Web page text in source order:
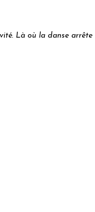
Là où la danse arrête